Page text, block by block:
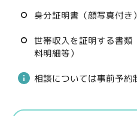
身分証明書（顔写真付き）
世帯収入を証明する書
料明細等）
相談については事前予約